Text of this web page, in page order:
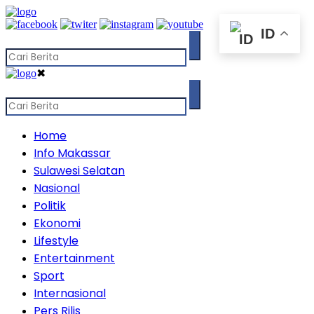
✖
Home
Info Makassar
Sulawesi Selatan
Nasional
Politik
Ekonomi
Lifestyle
Entertainment
Sport
Internasional
ID